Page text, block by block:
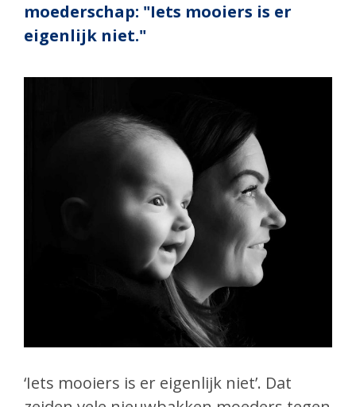
moederschap: "Iets mooiers is er
eigenlijk niet."
‘Iets mooiers is er eigenlijk niet’. Dat